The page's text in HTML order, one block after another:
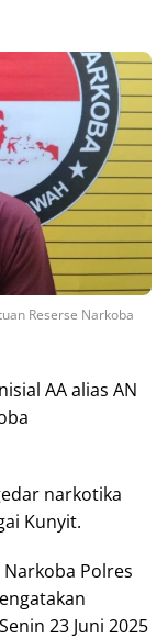
Reserse Narkoba
AA alias AN
narkotika
Kunyit.
Polres
23 Juni 2025